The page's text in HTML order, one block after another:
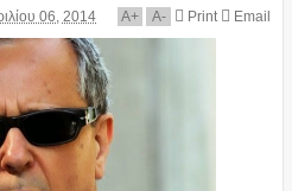
06, 2014 A+ A- Print Email